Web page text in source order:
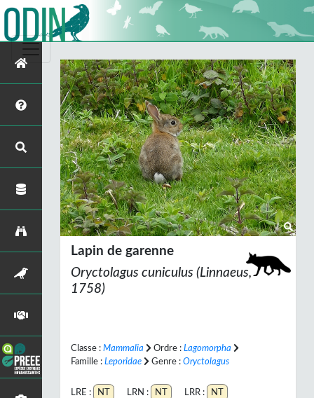
Lapin de garenne
Oryctolagus cuniculus (Linnaeus,
1758)
Classe : Mammalia Ordre : Lagomorpha
Famille : Leporidae Genre : Oryctolagus
LRE : NT LRN : NT LRR : NT